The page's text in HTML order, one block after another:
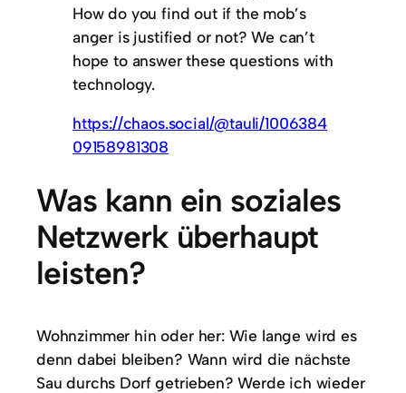
How do you find out if the mob’s
anger is justified or not? We can’t
hope to answer these questions with
technology.
https://chaos.social/@tauli/1006384
09158981308
Was kann ein soziales
Netzwerk überhaupt
leisten?
Wohnzimmer hin oder her: Wie lange wird es
denn dabei bleiben? Wann wird die nächste
Sau durchs Dorf getrieben? Werde ich wieder